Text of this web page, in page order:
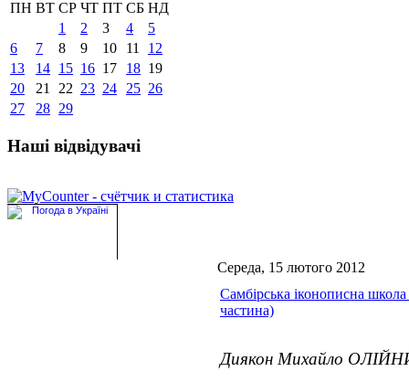
ПН ВТ СР ЧТ ПТ СБ НД
1
2 3 4
5
6
7 8 9 10 11
12
13
14 15 16 17 18 19
20
21 22 23 24 25 26
27
28 29
Наші відвідувачі
Середа, 15 лютого 2012
Самбірська іконописна школа
частина)
Диякон Михайло